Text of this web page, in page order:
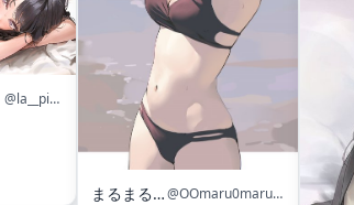
@la__pioggia
まるまる🍑
@OOmaru0maruOO